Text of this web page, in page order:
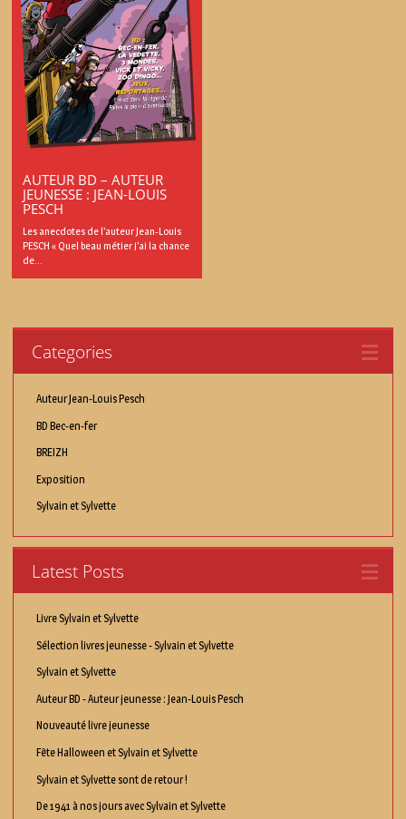
AUTEUR BD – AUTEUR
JEUNESSE : JEAN-LOUIS
PESCH
Les anecdotes de l’auteur Jean-Louis
PESCH « Quel beau métier j’ai la chance
de...
Categories
Auteur Jean-Louis Pesch
BD Bec-en-fer
BREIZH
Exposition
Sylvain et Sylvette
Latest Posts
Livre Sylvain et Sylvette
Sélection livres jeunesse - Sylvain et Sylvette
Sylvain et Sylvette
Auteur BD - Auteur jeunesse : Jean-Louis Pesch
Nouveauté livre jeunesse
Fête Halloween et Sylvain et Sylvette
Sylvain et Sylvette sont de retour !
De 1941 à nos jours avec Sylvain et Sylvette